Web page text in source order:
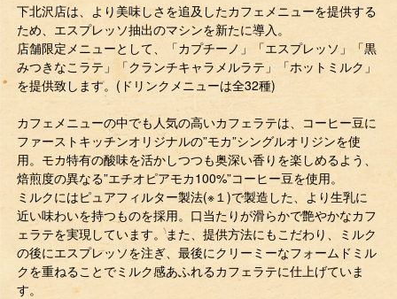
下北沢店は、より美味しさを追及したカフェメニューを提供する
ため、エスプレッソ抽出のマシンを新たに導入。
店舗限定メニューとして、「カプチーノ」「エスプレッソ」「黒
みつきなこラテ」「クランチキャラメルラテ」「ホットミルク」
を提供致します。(ドリンクメニューは全32種)
カフェメニューの中でも人気の高いカフェラテは、コーヒー豆に
ファーストキッチンオリジナルの”モカ”シングルオリジンを使
用。モカ特有の酸味を活かしつつも奥深い香りを楽しめるよう、
焙煎度の異なる”エチオピアモカ100%”コーヒー豆を使用。
ミルクにはピュアフィルター製法(※１)で製造した、より生乳に
近い味わいを持つものを採用。口当たりが滑らかで艶やかなカフ
ェラテを実現しています。また、提供方法にもこだわり、ミルク
の後にエスプレッソを注ぎ、最後にクリーミーなフォームドミル
クを重ねることでミルク感あふれるカフェラテに仕上げていま
す。